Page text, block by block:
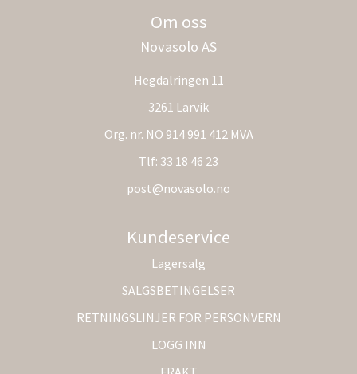
Om oss
Novasolo AS
Hegdalringen 11
3261 Larvik
Org. nr. NO 914 991 412 MVA
Tlf: 33 18 46 23
post@novasolo.no
Kundeservice
Lagersalg
SALGSBETINGELSER
RETNINGSLINJER FOR PERSONVERN
LOGG INN